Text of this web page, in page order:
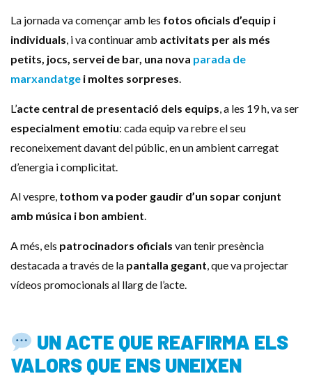
La jornada va començar amb les fotos oficials d’equip i
individuals, i va continuar amb activitats per als més
petits, jocs, servei de bar, una nova parada de
marxandatge i moltes sorpreses.
L’acte central de presentació dels equips, a les 19 h, va ser
especialment emotiu: cada equip va rebre el seu
reconeixement davant del públic, en un ambient carregat
d’energia i complicitat.
Al vespre, tothom va poder gaudir d’un sopar conjunt
amb música i bon ambient.
A més, els patrocinadors oficials van tenir presència
destacada a través de la pantalla gegant , que va projectar
vídeos promocionals al llarg de l’acte.
UN ACTE QUE REAFIRMA ELS
VALORS QUE ENS UNEIXEN